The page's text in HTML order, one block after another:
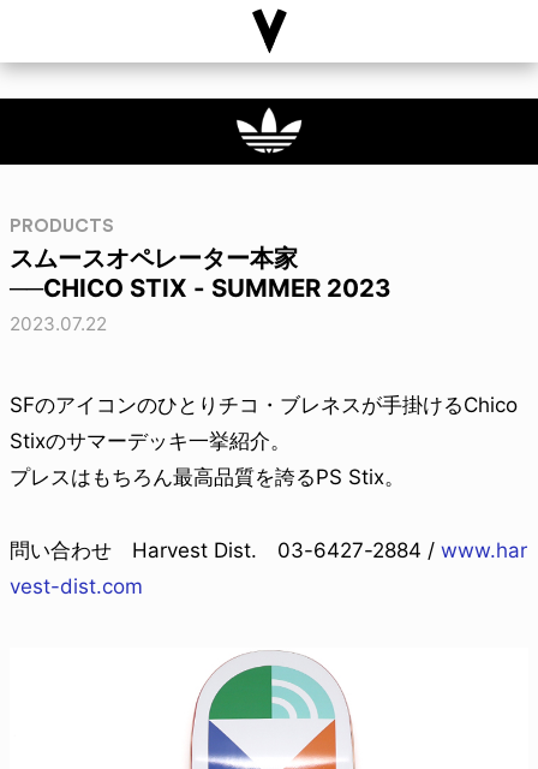
PRODUCTS
スムースオペレーター本家
──CHICO STIX - SUMMER 2023
2023.07.22
SFのアイコンのひとりチコ・ブレネスが手掛けるChico
Stixのサマーデッキ一挙紹介。
プレスはもちろん最高品質を誇るPS Stix。
問い合わせ Harvest Dist. 03-6427-2884 / www.har
vest-dist.com